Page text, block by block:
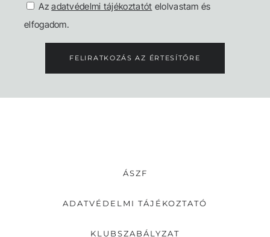
Azadatvédelmi tájékoztatót elolvastam és
elfogadom.
FELIRATKOZÁS AZ ÉRTESÍTŐRE
ÁSZF
ADATVÉDELMI TÁJÉKOZTATÓ
KLUBSZABÁLYZAT